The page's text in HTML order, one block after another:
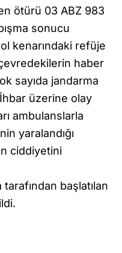
ötürü 03 ABZ 983
sonucu
kenarındaki refüje
haber
sayıda jandarma
üzerine olay
ambulanslarla
yaralandığı
ciddiyetini
başlatılan